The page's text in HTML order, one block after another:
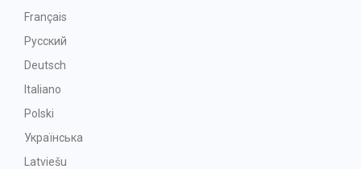
Français
Русский
Deutsch
Italiano
Polski
Українська
Latviešu